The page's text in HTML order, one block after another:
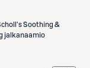
Soothing &
jalkanaamio